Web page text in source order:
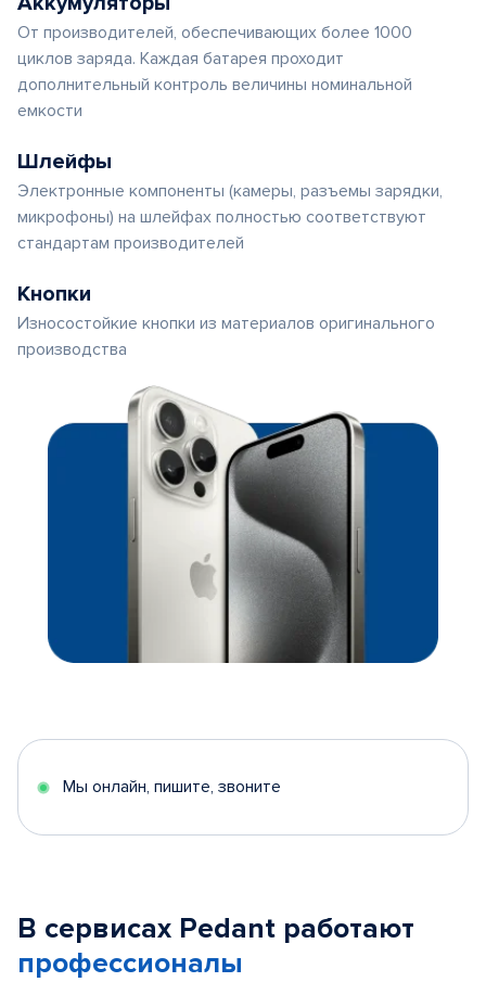
От производителей, обеспечивающих более 1000
циклов заряда. Каждая батарея проходит
дополнительный контроль величины номинальной
емкости
Шлейфы
Электронные компоненты (камеры, разъемы зарядки,
микрофоны) на шлейфах полностью соответствуют
стандартам производителей
Кнопки
Износостойкие кнопки из материалов оригинального
производства
Мы онлайн, пишите, звоните
В сервисах Pedant работают
профессионалы